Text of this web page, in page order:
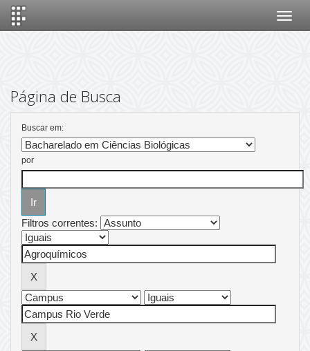
Página de Busca
Buscar em:
por
Filtros correntes: